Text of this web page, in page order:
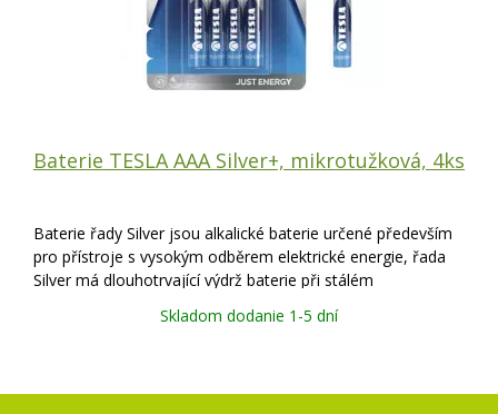
Baterie TESLA AAA Silver+, mikrotužková, 4ks
Baterie řady Silver jsou alkalické baterie určené především
pro přístroje s vysokým odběrem elektrické energie, řada
Silver má dlouhotrvající výdrž baterie při stálém
Skladom dodanie 1-5 dní